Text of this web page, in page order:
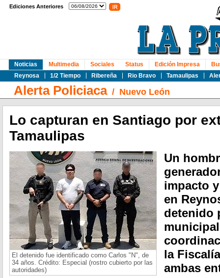
Ediciones Anteriores
Noticias
Reynosa
1/2 Tiempo Ribereña Rio Bravo Tamaulipas
Multimedia Sociales Status Edición Impresa
Alerta Policiaca/ Nuevo León
Lo capturan en Santiago por
Tamaulipas
El detenido fue identificado como Carlos "N", de
34 años. Crédito: Especial (rostro cubierto por las
autoridades)
Un
impacto
en
detenido
la
ambas